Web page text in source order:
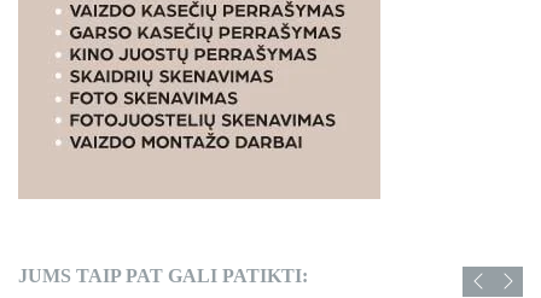
JUMS TAIP PAT GALI PATIKTI: